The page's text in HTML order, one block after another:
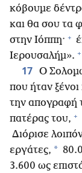
κόβουμε
και θα σου τα
στην Ιόππη· +
Ιερουσαλήμ». +
17 Ο
που ήταν
την απογραφή
πατέρας του, +
Διόρισε
εργάτες, *
3.600 ως